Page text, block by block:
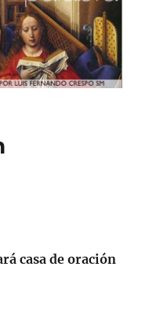
casa de oración